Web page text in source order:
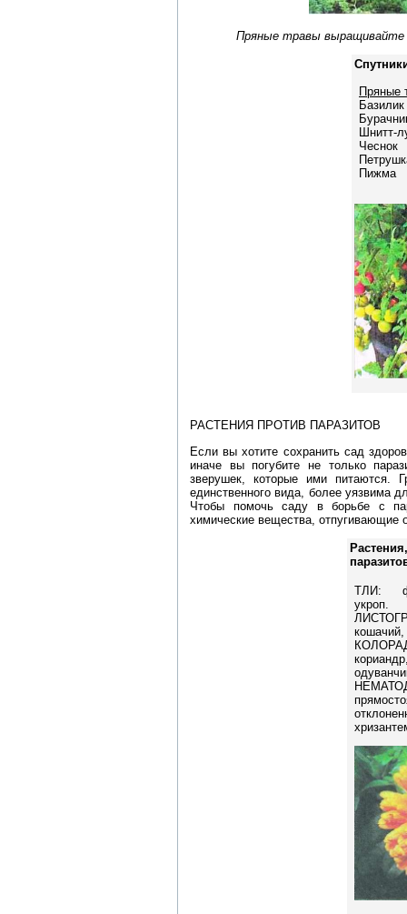
Пряные травы выращивайте
Пряные
Базилик
Шнитт-
Чеснок
Пижма
РАСТЕНИЯ ПРОТИВ ПАРАЗИТОВ
Если вы хотите сохранить сад
иначе вы погубите не только
зверушек, которые ими питаются.
единственного вида, более уязвима
Чтобы помочь саду в борьбе с
химические вещества,
ТЛИ:
укроп.